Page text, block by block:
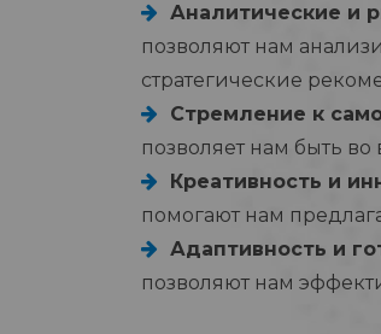
Аналитические и
позволяют нам
стратегические
Стремление к
позволяет нам быть
Креативность и
помогают нам
Адаптивность и
позволяют нам